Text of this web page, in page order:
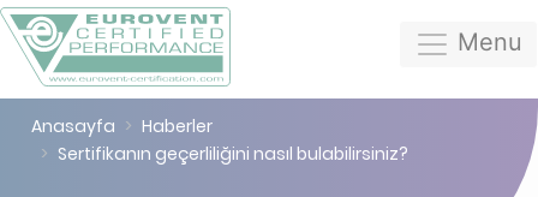
Menu
Anasayfa
Haberler
Sertifikanın geçerliliğini nasıl bulabilirsiniz?